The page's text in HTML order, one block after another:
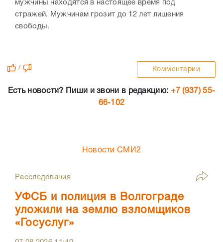
мужчины находятся в настоящее время под
стражей. Мужчинам грозит до 12 лет лишения
свободы.
/ Комментарии
Есть новости? Пиши и звони в редакцию: +7 (937) 55-
66-102
Новости СМИ2
Расследования
УФСБ и полиция в Волгограде
уложили на землю взломщиков
«Госуслуг»